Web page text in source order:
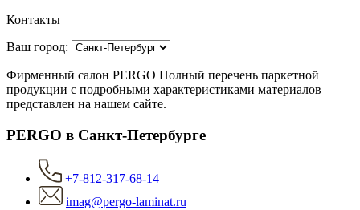
Контакты
Ваш город:
Фирменный салон PERGO Полный перечень паркетной
продукции с подробными характеристиками материалов
представлен на нашем сайте.
PERGO в Санкт-Петербурге
+7-812-317-68-14
imag@pergo-laminat.ru